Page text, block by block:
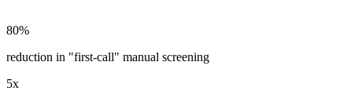
80%
reduction in "first-call" manual screening
5x